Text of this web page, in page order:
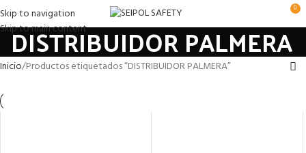
Skip to navigation
Skip to main content
0
DISTRIBUIDOR PALMERA
Inicio Productos etiquetados “DISTRIBUIDOR PALMERA”